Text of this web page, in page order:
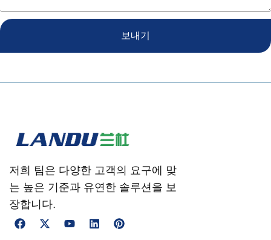
보내기
저희 팀은 다양한 고객의 요구에 맞
는 높은 기준과 유연한 솔루션을 보
장합니다.